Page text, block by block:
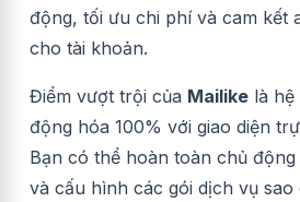
động, tối ưu chi phí và cam kết
cho tài khoản.
Điểm vượt trội của Mailike là
động hóa 100% với giao diện
Bạn có thể hoàn toàn chủ
và cấu hình các gói dịch vụ